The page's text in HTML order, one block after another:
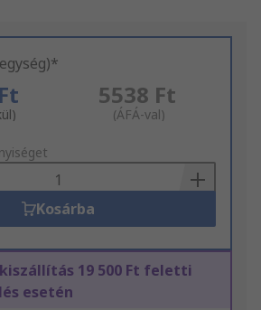
5538 Ft
(ÁFÁ-val)
Kosárba
kiszállítás 19 500 Ft feletti
esetén